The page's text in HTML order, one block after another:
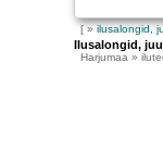
[ »ilusalongid,
Ilusalongid,
Harjumaa »